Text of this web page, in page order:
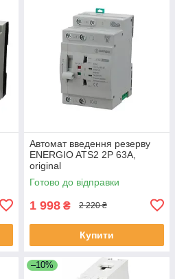
Автомат введення резерву
ENERGIO ATS2 2P 63A,
original
Готово до відправки
1 998 ₴ 2 220 ₴
Купити
–10%